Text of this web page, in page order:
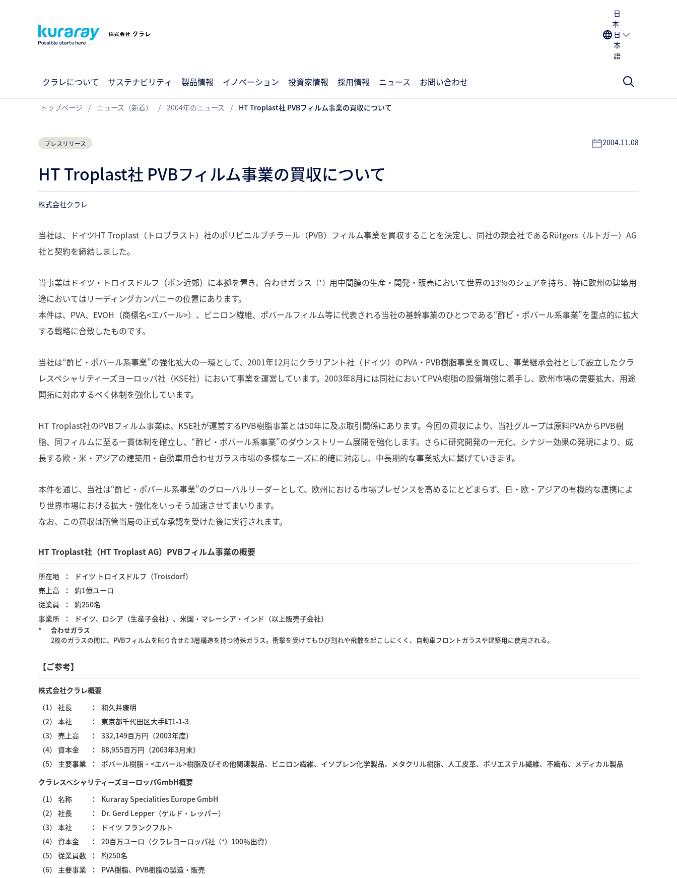
日
本-
日
本
語
クラレについて サステナビリティ 製品情報 イノベーション 投資家情報 採用情報 ニュース お問い合わせ
トップページ ニュース（新着） 2004年のニュース HT Troplast社 PVBフィルム事業の買収について
プレスリリース 2004.11.08
HT Troplast社 PVBフィルム事業の買収について
株式会社クラレ
当社は、ドイツHT Troplast（トロプラスト）社のポリビニルブチラール（PVB）フィルム事業を買収することを決定し、同社の親会社であるRütgers（ルトガー）AG
社と契約を締結しました。
当事業はドイツ・トロイスドルフ（ボン近郊）に本拠を置き、合わせガラス （*） 用中間膜の生産・開発・販売において世界の13％のシェアを持ち、特に欧州の建築用
途においてはリーディングカンパニーの位置にあります。
本件は、PVA、EVOH（商標名<エバール>）、ビニロン繊維、ポバールフィルム等に代表される当社の基幹事業のひとつである“酢ビ・ポバール系事業”を重点的に拡大
する戦略に合致したものです。
当社は“酢ビ・ポバール系事業”の強化拡大の一環として、2001年12月にクラリアント社（ドイツ）のPVA・PVB樹脂事業を買収し、事業継承会社として設立したクラ
レスペシャリティーズヨーロッパ社（KSE社）において事業を運営しています。2003年8月には同社においてPVA樹脂の設備増強に着手し、欧州市場の需要拡大、用途
開拓に対応するべく体制を強化しています。
HT Troplast社のPVBフィルム事業は、KSE社が運営するPVB樹脂事業とは50年に及ぶ取引関係にあります。今回の買収により、当社グループは原料PVAからPVB樹
脂、同フィルムに至る一貫体制を確立し、“酢ビ・ポバール系事業”のダウンストリーム展開を強化します。さらに研究開発の一元化、シナジー効果の発現により、成
長する欧・米・アジアの建築用・自動車用合わせガラス市場の多様なニーズに的確に対応し、中長期的な事業拡大に繋げていきます。
本件を通じ、当社は“酢ビ・ポバール系事業”のグローバルリーダーとして、欧州における市場プレゼンスを高めるにとどまらず、日・欧・アジアの有機的な連携によ
り世界市場における拡大・強化をいっそう加速させてまいります。
なお、この買収は所管当局の正式な承認を受けた後に実行されます。
HT Troplast社（HT Troplast AG）PVBフィルム事業の概要
所在地
ドイツ トロイスドルフ（Troisdorf）
売上高
約1億ユーロ
従業員
約250名
事業所
ドイツ、ロシア（生産子会社）、米国・マレーシア・インド（以上販売子会社）
*
合わせガラス
2枚のガラスの間に、PVBフィルムを貼り合せた3層構造を持つ特殊ガラス。衝撃を受けてもひび割れや飛散を起こしにくく、自動車フロントガラスや建築用に使用される。
【ご参考】
株式会社クラレ概要
（1） 社長
和久井康明
（2） 本社
東京都千代田区大手町1-1-3
（3） 売上高
332,149百万円（2003年度）
（4） 資本金
88,955百万円（2003年3月末）
（5） 主要事業
ポバール樹脂・<エバール>樹脂及びその他関連製品、ビニロン繊維、イソプレン化学製品、メタクリル樹脂、人工皮革、ポリエステル繊維、不織布、メディカル製品
クラレスペシャリティーズヨーロッパGmbH概要
（1） 名称
Kuraray Specialities Europe GmbH
（2） 社長
Dr. Gerd Lepper（ゲルド・レッパー）
（3） 本社
ドイツ フランクフルト
（4） 資本金
20百万ユーロ（クラレヨーロッパ社 （*） 100％出資）
（5） 従業員数
約250名
（6） 主要事業
PVA樹脂、PVB樹脂の製造・販売